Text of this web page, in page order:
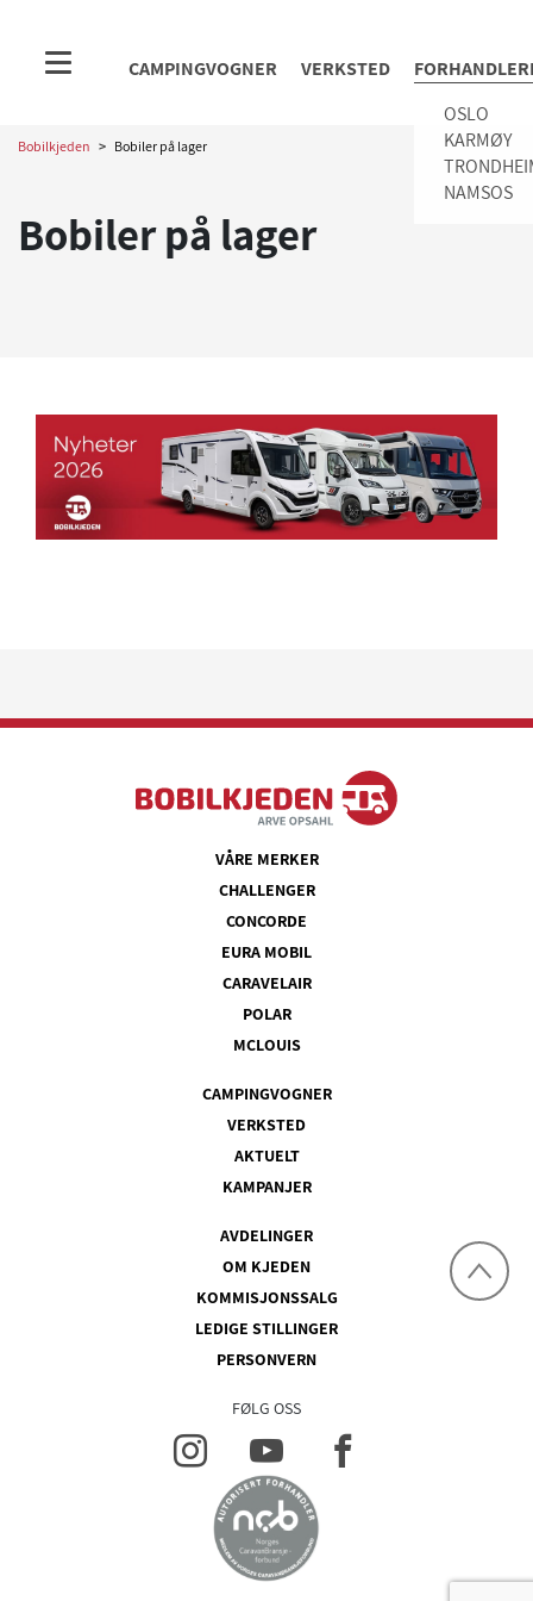
CAMPINGVOGNER VERKSTED
OSLO
KARMØY
NAMSOS
Bobilkjeden > Bobiler på lager
Bobiler på lager
VÅRE MERKER
CHALLENGER
CONCORDE
EURA MOBIL
CARAVELAIR
POLAR
MCLOUIS
CAMPINGVOGNER
VERKSTED
AKTUELT
KAMPANJER
AVDELINGER
OM KJEDEN
KOMMISJONSSALG
LEDIGE STILLINGER
PERSONVERN
FØLG OSS